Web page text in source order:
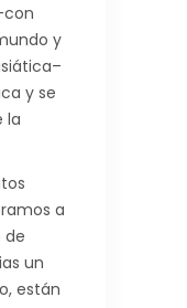
y
y se
la
a
de
un
están